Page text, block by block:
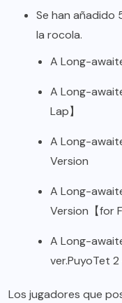
Se han añadido
la rocola.
A Long-
A Long-
Lap】
A Long-
Version
A Long-
Version【for
A Long-
ver.PuyoTet 2
Los jugadores que